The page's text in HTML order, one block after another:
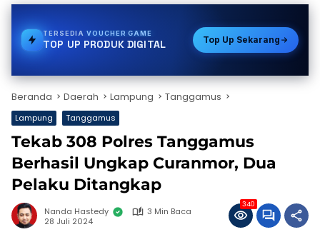
TERSEDIAE-WALLET
TOP UP PRODUK DIGITAL Top Up Sekarang
Beranda Daerah Lampung Tanggamus
Lampung Tanggamus
Tekab 308 Polres Tanggamus
Berhasil Ungkap Curanmor, Dua
Pelaku Ditangkap
Nanda Hastedy
3 Min Baca
28 Juli 2024
340